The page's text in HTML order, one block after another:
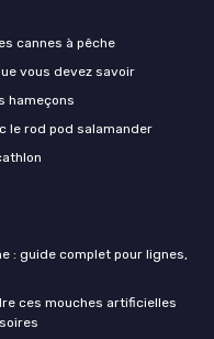
cannes à pêche
vous devez savoir
hameçons
le rod pod salamander
: guide complet pour lignes,
ces mouches artificielles